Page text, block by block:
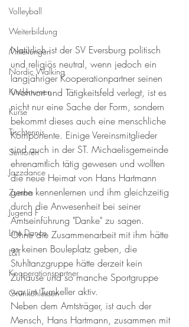
Volleyball
Weiterbildung
Mitteilungen
Nordic Walking
Kinderturnen
Kurse
Tischtennis
Senioren
Jazzdance
Zumba
Jugend F
Line Dance
L&T
Kooperationspartner
Grünkohlessen
Natürlich ist der SV Eversburg politisch
und religiös neutral, wenn jedoch ein
langjähriger Kooperationpartner seinen
Wohnort und Tätigkeitsfeld verlegt, ist es
nicht nur eine Sache der Form, sondern
bekommt dieses auch eine menschliche
Komponente. Einige Vereinsmitglieder
sind auch in der ST. Michaelisgemeinde
ehrenamtlich tätig gewesen und wollten
die neue Heimat von Hans Hartmann
gerne kennenlernen und ihm gleichzeitig
durch die Anwesenheit bei seiner
Amtseinführung "Danke" zu sagen.
Ohne die Zusammenarbeit mit ihm hätte
es keinen Bouleplatz geben, die
Stuhltanzgruppe hätte derzeit kein
Zuhause und so manche Sportgruppe
war im Turnkeller aktiv.
Neben dem Amtsträger, ist auch der
Mensch, Hans Hartmann, zusammen mit